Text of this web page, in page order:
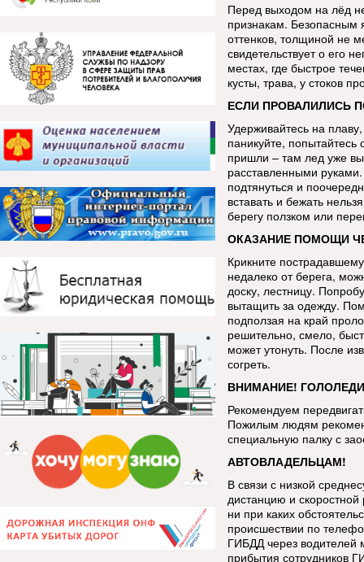
Перед выходом на лёд
признакам. Безопасным
оттенков, толщиной не
свидетельствует о его
местах, где быстрое
кусты, трава, у стоков
ЕСЛИ ПРОВАЛИЛИСЬ
Удерживайтесь на
паникуйте,
пришли – там лед уже
расставленными
подтянуться и
вставать и бежать
берегу ползком или
ОКАЗАНИЕ ПОМОЩИ
Крикните
недалеко от берега,
доску, лестницу.
вытащить за одежду.
подползая на край
решительно, смело,
может утонуть. После
согреть.
ВНИМАНИЕ!
Рекомендуем
Пожилым людям
специальную палку с
АВТОВЛАДЕЛЬЦАМ!
В связи с низкой
дистанцию и
ни при каких
происшествии по
ГИБДД через
прибытия сотрудников